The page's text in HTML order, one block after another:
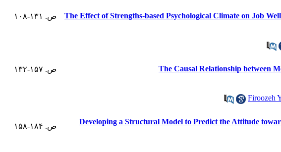
The Effect of Strengths-based Psychological Climate on Job
ص. ۱۳۱-۱۰۸
The Causal Relationship between
ص. ۱۵۷-۱۳۲
Firoozeh
Developing a Structural Model to Predict the Attitude
ص. ۱۸۴-۱۵۸